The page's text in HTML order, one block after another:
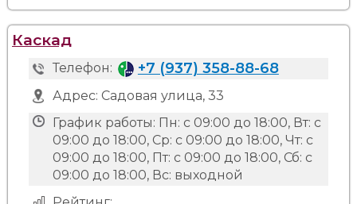
Каскад
Телефон: +7 (937) 358-88-68
Адрес: Садовая улица, 33
График работы: Пн: с 09:00 до 18:00, Вт: с
09:00 до 18:00, Ср: с 09:00 до 18:00, Чт: с
09:00 до 18:00, Пт: с 09:00 до 18:00, Сб: с
09:00 до 18:00, Вс: выходной